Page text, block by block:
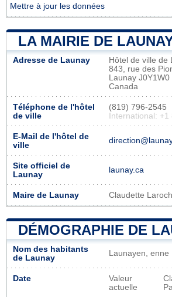
Mettre à jour les données
LA MAIRIE DE
Adresse de Launay
Hôtel de ville de
843, rue des
Launay J0Y1W0
Canada
Téléphone de l'hôtel
de ville
(819) 796-2545
International: +1
E-Mail de l'hôtel de
ville
Site officiel de
Launay
launay.ca
Maire de Launay Claudette
DÉMOGRAPHIE DE
Nom des habitants
de Launay
Launayen, enne
Date
Valeur
actuelle